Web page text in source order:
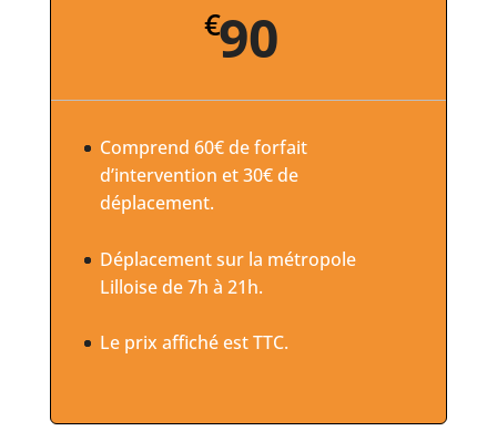
€90
Comprend 60€ de forfait
d’intervention et 30€ de
déplacement.
Déplacement sur la métropole
Lilloise de 7h à 21h.
Le prix affiché est TTC.